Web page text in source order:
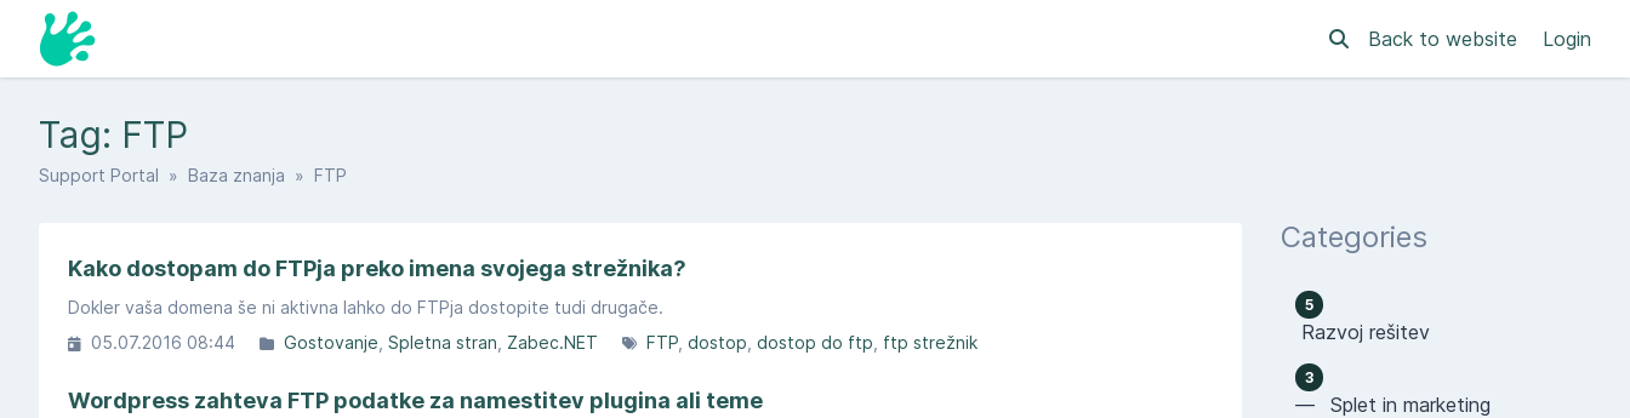
Back to website Login
Tag: FTP
Support Portal » Baza znanja » FTP
Kako dostopam do FTPja preko imena svojega strežnika?
Dokler vaša domena še ni aktivna lahko do FTPja dostopite tudi drugače.
05.07.2016 08:44
Gostovanje Spletna stran Zabec.NET FTP dostop dostop do ftp ftp strežnik
Wordpress zahteva FTP podatke za namestitev plugina ali teme
Categories
5
Razvoj rešitev
3
— Splet in marketing